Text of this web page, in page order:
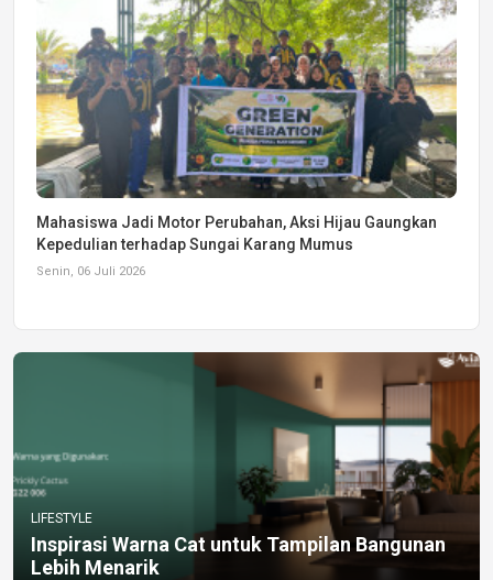
Mahasiswa Jadi Motor Perubahan, Aksi Hijau Gaungkan
Kepedulian terhadap Sungai Karang Mumus
Senin, 06 Juli 2026
LIFESTYLE
Inspirasi Warna Cat untuk Tampilan Bangunan
Lebih Menarik